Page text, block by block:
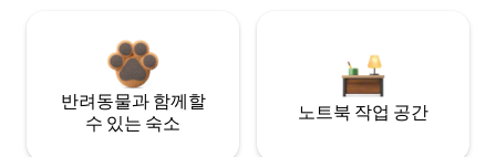
반려동물과 함께할
수 있는 숙소
노트북 작업 공간